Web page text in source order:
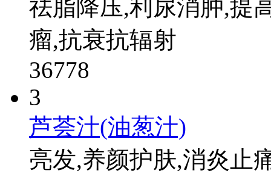
祛脂降压,利尿消肿,提
瘤,抗衰抗辐射
36778
3
芦荟汁(油葱汁)
亮发,养颜护肤,消炎止